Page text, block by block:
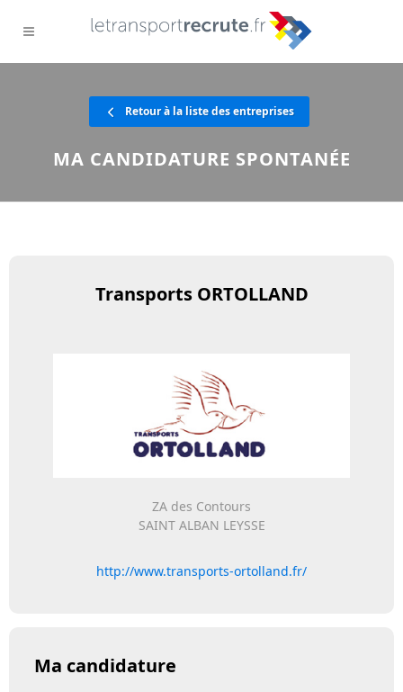
Retour à la liste des entreprises
MA CANDIDATURE SPONTANÉE
Transports ORTOLLAND
ZA des Contours
SAINT ALBAN LEYSSE
http://www.transports-ortolland.fr/
Ma candidature